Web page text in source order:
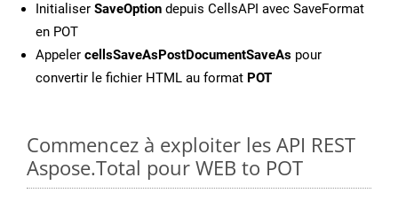
Initialiser SaveOption depuis CellsAPI avec SaveFormat
en POT
Appeler cellsSaveAsPostDocumentSaveAs pour
convertir le fichier HTML au format POT
Commencez à exploiter les API REST
Aspose.Total pour WEB to POT